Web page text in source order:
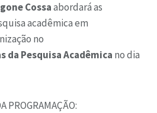
Cossaabordará as
acadêmica em
no
da Pesquisa Acadêmica no dia
PROGRAMAÇÃO: